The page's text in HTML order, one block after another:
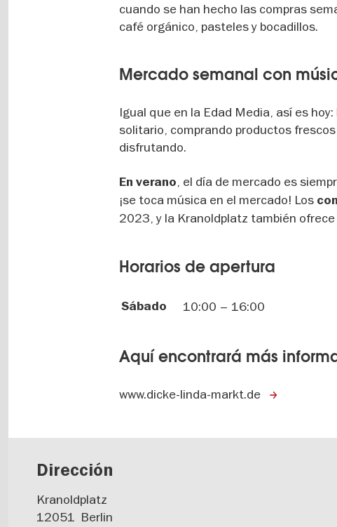
cuando se han hecho las compras
café orgánico, pasteles y bocadillos.
Mercado semanal con
Igual que en la Edad Media, así es
solitario, comprando productos
disfrutando.
En verano, el día de mercado es
¡se toca música en el mercado! Los
2023, y la Kranoldplatz también
Horarios de apertura
Sábado 10:00 – 16:00
Aquí encontrará más
www.dicke-linda-markt.de
Dirección
Kranoldplatz
12051 Berlin